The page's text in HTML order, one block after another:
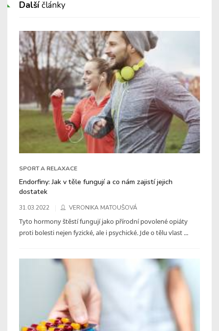
Dalšíčlánky
SPORT A RELAXACE
Endorfiny: Jak v těle fungují a co nám zajistí jejich
dostatek
31.03.2022 VERONIKA MATOUŠOVÁ
Tyto hormony štěstí fungují jako přírodní povolené opiáty
proti bolesti nejen fyzické, ale i psychické. Jde o tělu vlast ...